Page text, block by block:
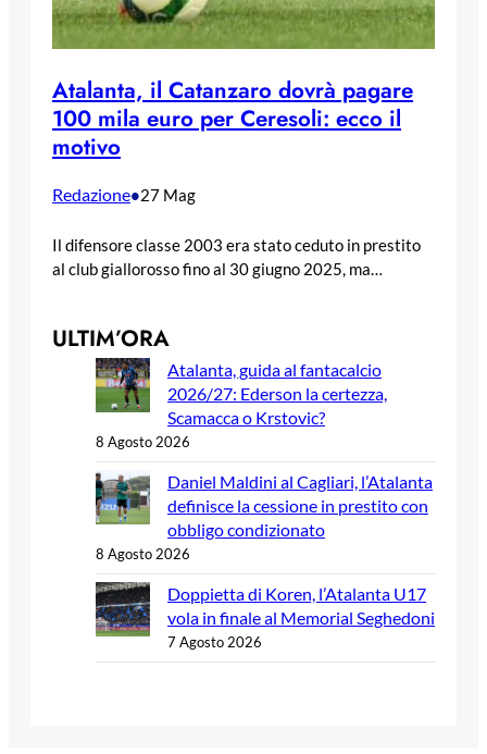
Atalanta, il Catanzaro dovrà pagare
100 mila euro per Ceresoli: ecco il
motivo
Redazione•27 Mag
Il difensore classe 2003 era stato ceduto in prestito
al club giallorosso fino al 30 giugno 2025, ma…
ULTIM’ORA
Atalanta, guida al fantacalcio
2026/27: Ederson la certezza,
Scamacca o Krstovic?
8 Agosto 2026
Daniel Maldini al Cagliari, l’Atalanta
definisce la cessione in prestito con
obbligo condizionato
8 Agosto 2026
Doppietta di Koren, l’Atalanta U17
vola in finale al Memorial Seghedoni
7 Agosto 2026